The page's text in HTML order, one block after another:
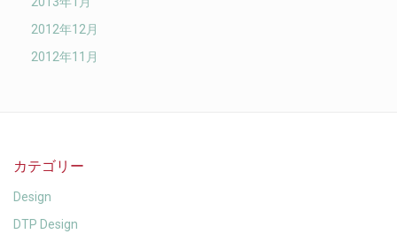
2012年12月
2012年11月
カテゴリー
Design
DTP Design